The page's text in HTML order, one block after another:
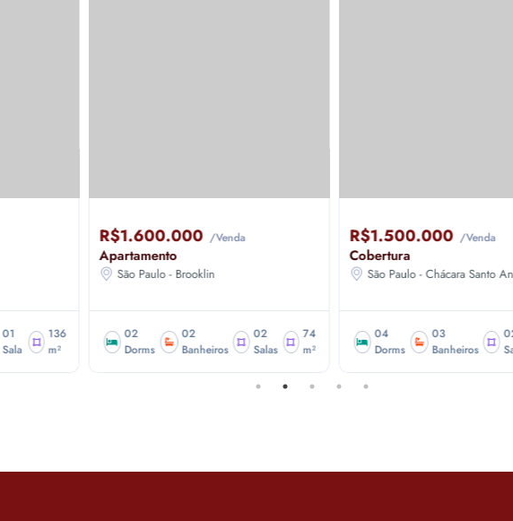
136
m²
R$1.600.000/Venda
Apartamento
São Paulo - Brooklin
02
Dorms
02
Banheiros
02
Salas
74
m²
R$1.500.000/Venda
Cobertura
São Paulo - Chácara Santo
04
Dorms
03
Banheiros
02
Salas